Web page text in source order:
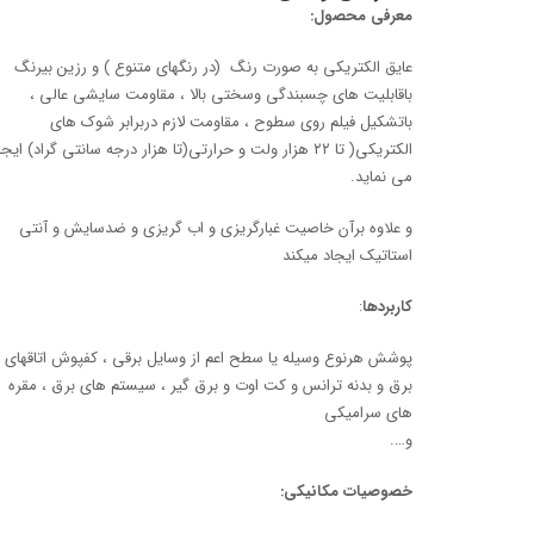
معرفی محصول:
عایق الکتریکی به صورت رنگ (در رنگهای متنوع ) و رزین بیرنگ
باقابلیت های چسبندگی وسختی بالا ، مقاومت سایشی عالی ،
باتشکیل فیلم روی سطوح ، مقاومت لازم دربرابر شوک های
الکتریکی( تا ۲۲ هزار ولت و حرارتی(تا هزار درجه سانتی گراد)
می نماید.
و علاوه برآن خاصیت غبارگریزی و اب گریزی و ضدسایش و آنتی
استاتیک ایجاد میکند
کاربردها:
پوشش هرنوع وسیله یا سطح اعم از وسایل برقی ، کفپوش اتاقهای
برق و بدنه ترانس و کت اوت و برق گیر ، سیستم های برق ، مقره
های سرامیکی
و….
خصوصیات مکانیکی: